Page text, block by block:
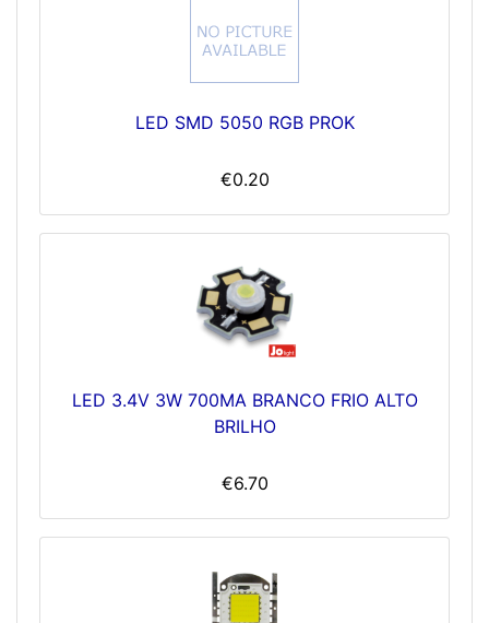
LED SMD 5050 RGB PROK
€0.20
LED 3.4V 3W 700MA BRANCO FRIO ALTO
BRILHO
€6.70